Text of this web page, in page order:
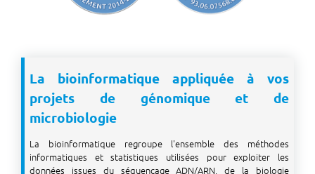
La bioinformatique appliquée à vos
projets de génomique et de
microbiologie
La bioinformatique regroupe l'ensemble des méthodes
informatiques et statistiques utilisées pour exploiter les
données issues du séquençage ADN/ARN, de la biologie